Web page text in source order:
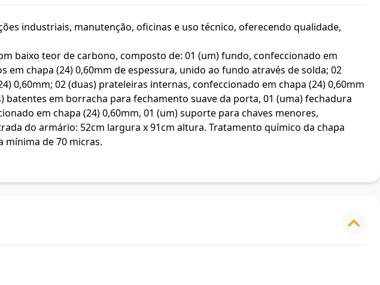
industriais, manutenção, oficinas e uso técnico, oferecendo qualidade,
baixo teor de carbono, composto de: 01 (um) fundo, confeccionado em
chapa (24) 0,60mm de espessura, unido ao fundo através de solda; 02
0,60mm; 02 (duas) prateleiras internas, confeccionado em chapa (24) 0,60mm
batentes em borracha para fechamento suave da porta, 01 (uma) fechadura
em chapa (24) 0,60mm, 01 (um) suporte para chaves menores,
do armário: 52cm largura x 91cm altura. Tratamento químico da chapa
de 70 micras.